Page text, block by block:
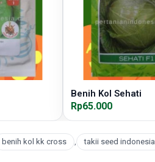
Benih Kol Sehati
Rp65.000
benih kol kk cross , takii seed indonesia